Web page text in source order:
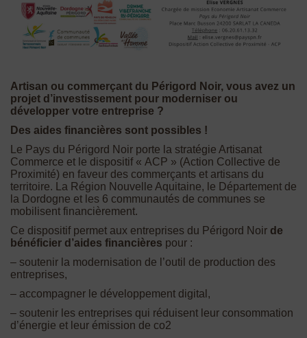
Artisan ou commerçant du Périgord Noir, vous avez un
projet d’investissement pour moderniser ou
développer votre entreprise ?
Des aides financières sont possibles !
Le Pays du Périgord Noir porte la stratégie Artisanat
Commerce et le dispositif « ACP » (Action Collective de
Proximité) en faveur des commerçants et artisans du
territoire. La Région Nouvelle Aquitaine, le Département de
la Dordogne et les 6 communautés de communes se
mobilisent financièrement.
Ce dispositif permet aux entreprises du Périgord Noir de
bénéficier d’aides financières pour :
– soutenir la modernisation de l’outil de production des
entreprises,
– accompagner le développement digital,
– soutenir les entreprises qui réduisent leur consommation
d’énergie et leur émission de co2